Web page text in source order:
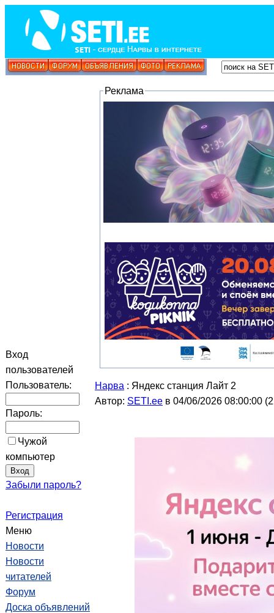
Вход
пользователей
Пользователь:
Пароль:
Чужой
компьютер
Забыли пароль?
Регистрация
Меню
Новости
Новости
читателей
Форум
Доска объявлений
Реклама
Нарва : Яндекс станция Лайт 2
Автор: SETI.ee в 04/06/2026 08:00:00 (